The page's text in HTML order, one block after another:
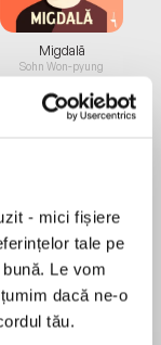
- mici fișiere
tale pe
Le vom
dacă ne-o
tău.
Migdală
Sohn Won-pyung
takes up the
Written in
on
from